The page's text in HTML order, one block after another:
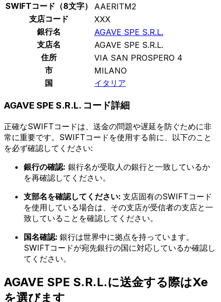
SWIFTコード（8文字）
AAERITM2
支店コード
XXX
銀行名
AGAVE SPE S.R.L.
支店名
AGAVE SPE S.R.L.
住所
VIA SAN PROSPERO 4
市
MILANO
国
イタリア
AGAVE SPE S.R.L. コード詳細
正確なSWIFTコードは、送金の問題や遅延を防ぐために非
常に重要です。SWIFTコードを使用する前に、以下のこと
を必ず確認してください:
銀行の確認: 銀行名が受取人の銀行と一致しているか
を再確認してください。
支部名を確認してください: 支店固有のSWIFTコード
を使用している場合は、その支店が受信者の支店と一
致していることを確認してください。
国名確認: 銀行は世界中に拠点を持っています。
SWIFTコードが宛先銀行の国に対応しているか確認し
てください。
AGAVE SPE S.R.L.に送金する際はXe
を選びます